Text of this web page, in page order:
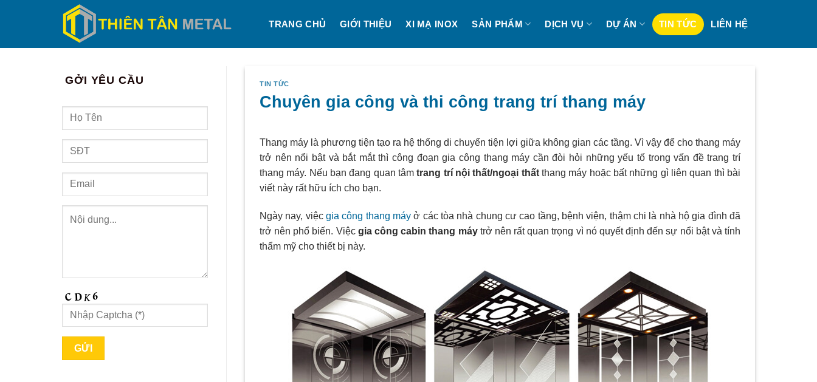
TRANG CHỦ GIỚI THIỆU XI MẠ INOX SẢN PHẨM DỊCH VỤ DỰ ÁN TIN TỨC LIÊN HỆ
GỞI YÊU CẦU TIN TỨC
Chuyên gia công và thi công trang trí thang máy
Thang máy là phương tiện tạo ra hệ thống di chuyển tiện lợi giữa không gian các tầng. Vì vậy để cho thang máy
trở nên nổi bật và bắt mắt thì công đoạn gia công thang máy cần đòi hỏi những yếu tố trong vấn đề trang trí
thang máy. Nếu bạn đang quan tâmtrang trí nội thất/ngoại thấtthang máy hoặc bất những gì liên quan thì bài
viết này rất hữu ích cho bạn.
Ngày nay, việc gia công thang máy ở các tòa nhà chung cư cao tầng, bệnh viện, thậm chi là nhà hộ gia đình đã
trở nên phổ biến. Việc gia công cabin thang máytrở nên rất quan trọng vì nó quyết định đến sự nổi bật và tính
thẩm mỹ cho thiết bị này.